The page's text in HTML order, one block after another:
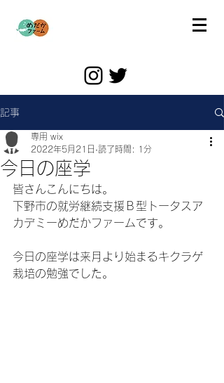
記事
今日の座学
専用 wix
2022年5月21日 読了時間: 1分
皆さんこんにちは。
下野市の就労継続支援Ｂ型トータスア
カデミーめだかファームです。
今日の座学は来月より始まるキクラゲ
栽培の勉強でした。